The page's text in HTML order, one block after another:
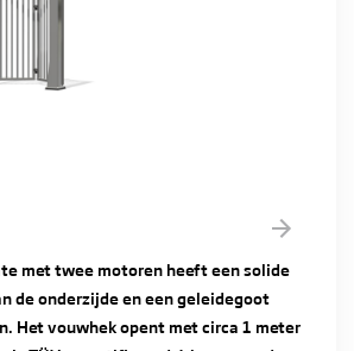
met twee motoren heeft een solide
de onderzijde en een geleidegoot
Het vouwhek opent met circa 1 meter